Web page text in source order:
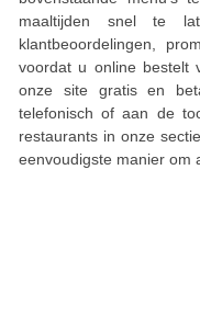
maaltijden snel te
klantbeoordelingen,
voordat u online bestelt
onze site gratis en
telefonisch of aan de
restaurants in onze
eenvoudigste manier om